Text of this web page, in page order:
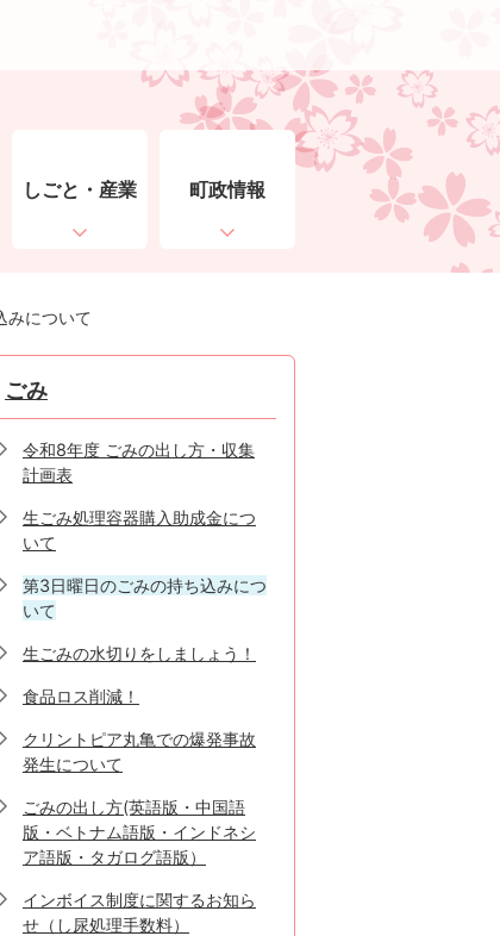
しごと・産業 町政情報
みについて
ごみ
令和8年度 ごみの出し方・収集
計画表
生ごみ処理容器購入助成金につ
いて
第3日曜日のごみの持ち込みにつ
いて
生ごみの水切りをしましょう！
食品ロス削減！
クリントピア丸亀での爆発事故
発生について
ごみの出し方(英語版・中国語
版・ベトナム語版・インドネシ
ア語版・タガログ語版）
インボイス制度に関するお知ら
せ（し尿処理手数料）